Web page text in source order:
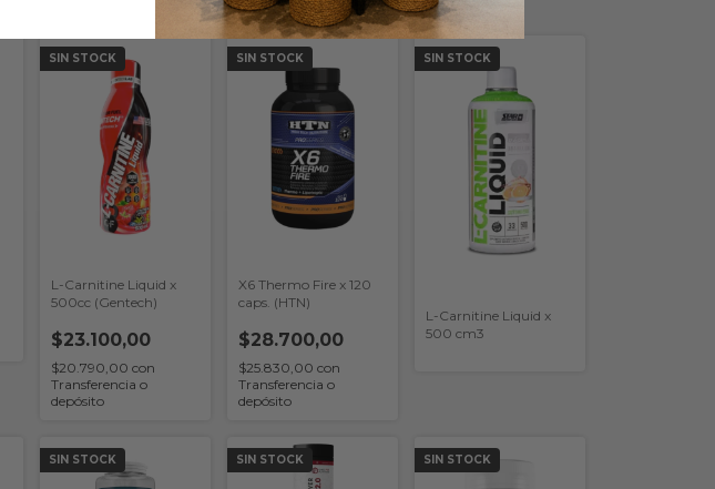
SIN STOCK
L-Carnitine Liquid x
500cc (Gentech)
$23.100,00
$20.790,00 con
Transferencia o
depósito
SIN STOCK
X6 Thermo Fire x 120
caps. (HTN)
$28.700,00
$25.830,00 con
Transferencia o
depósito
SIN STOCK
L-Carnitine Liquid x
500 cm3
SIN STOCK SIN STOCK SIN STOCK